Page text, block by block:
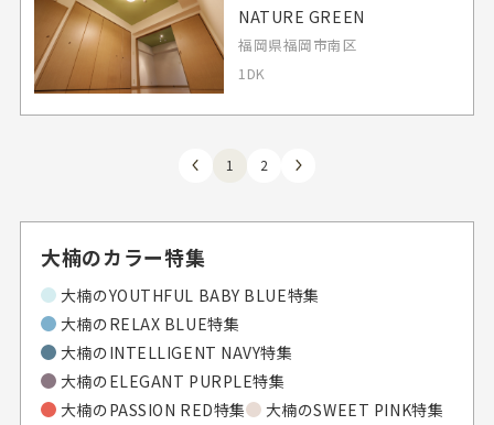
NATURE GREEN
福岡県福岡市南区
1DK
1 2
大楠のカラー特集
大楠のYOUTHFUL BABY BLUE特集
大楠のRELAX BLUE特集
大楠のINTELLIGENT NAVY特集
大楠のELEGANT PURPLE特集
大楠のPASSION RED特集 大楠のSWEET PINK特集